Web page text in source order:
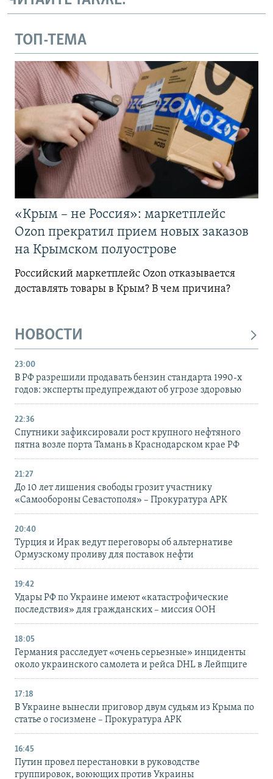
ТОП-ТЕМА
«Крым – не Россия»: маркетплейс
Ozon прекратил прием новых заказов
на Крымском полуострове
Российский маркетплейс Ozon отказывается
доставлять товары в Крым? В чем причина?
НОВОСТИ
23:00
В РФ разрешили продавать бензин стандарта 1990-х
годов: эксперты предупреждают об угрозе здоровью
22:36
Спутники зафиксировали рост крупного нефтяного
пятна возле порта Тамань в Краснодарском крае РФ
21:27
До 10 лет лишения свободы грозит участнику
«Самообороны Севастополя» – Прокуратура АРК
20:40
Турция и Ирак ведут переговоры об альтернативе
Ормузскому проливу для поставок нефти
19:42
Удары РФ по Украине имеют «катастрофические
последствия» для гражданских – миссия ООН
18:05
Германия расследует «очень серьезные» инциденты
около украинского самолета и рейса DHL в Лейпциге
17:18
В Украине вынесли приговор двум судьям из Крыма по
статье о госизмене – Прокуратура АРК
16:45
Путин провел перестановки в руководстве
группировок, воюющих против Украины